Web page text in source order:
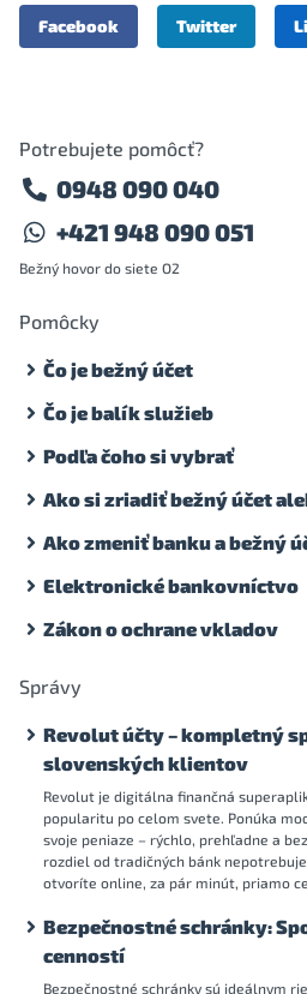
Facebook Twitter
Potrebujete pomôcť?
0948 090 040
+421 948 090 051
Bežný hovor do siete O2
Pomôcky
Čo je bežný účet
Čo je balík služieb
Podľa čoho si vybrať
Ako si zriadiť bežný účet
Ako zmeniť banku a bežný
Elektronické bankovníctvo
Zákon o ochrane vkladov
Správy
Revolut účty – kompletný
slovenských klientov
Revolut je digitálna finančná
popularitu po celom svete. Ponúka
svoje peniaze – rýchlo, prehľadne a
rozdiel od tradičných bánk
otvoríte online, za pár minút, priamo
Bezpečnostné schránky:
cenností
Bezpečnostné schránky sú ideálnym